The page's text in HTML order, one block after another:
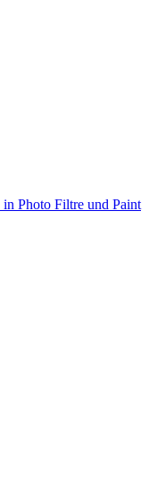
Photo Filtre und Paint